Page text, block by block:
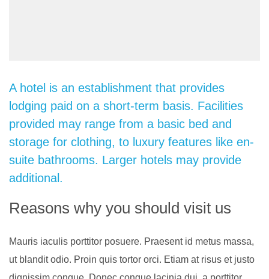
A hotel is an establishment that provides
lodging paid on a short-term basis. Facilities
provided may range from a basic bed and
storage for clothing, to luxury features like en-
suite bathrooms. Larger hotels may provide
additional.
Reasons why you should visit us
Mauris iaculis porttitor posuere. Praesent id metus massa,
ut blandit odio. Proin quis tortor orci. Etiam at risus et justo